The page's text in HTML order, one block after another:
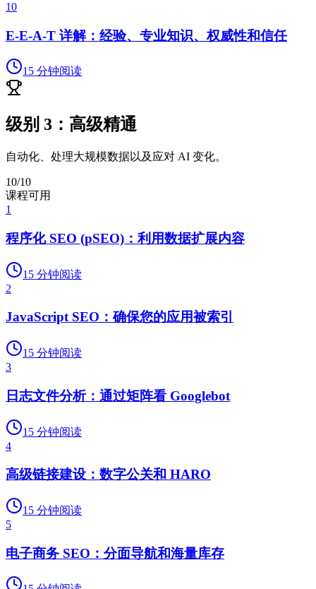
10
E-E-A-T 详解：经验、专业知识、权威性和信任
15 分钟阅读
级别 3：高级精通
自动化、处理大规模数据以及应对 AI 变化。
10/10
课程可用
1
程序化 SEO (pSEO)：利用数据扩展内容
15 分钟阅读
2
JavaScript SEO：确保您的应用被索引
15 分钟阅读
3
日志文件分析：通过矩阵看 Googlebot
15 分钟阅读
4
高级链接建设：数字公关和 HARO
15 分钟阅读
5
电子商务 SEO：分面导航和海量库存